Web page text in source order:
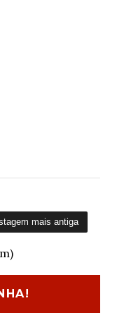
mais antiga